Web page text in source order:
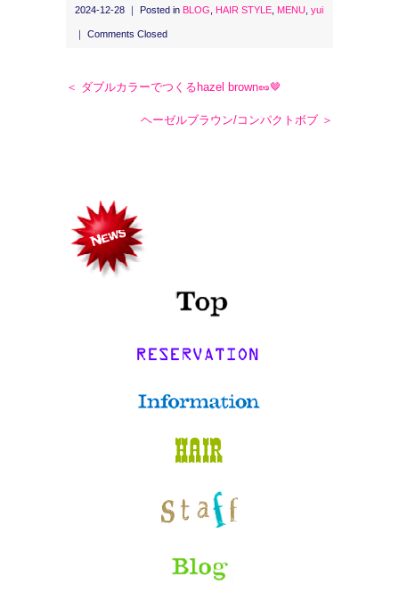
2024-12-28 ｜ Posted in BLOG HAIR STYLE MENU yui
Comments Closed
＜ ダブルカラーでつくるhazel brown🥜🤎
ヘーゼルブラウン/コンパクトボブ ＞